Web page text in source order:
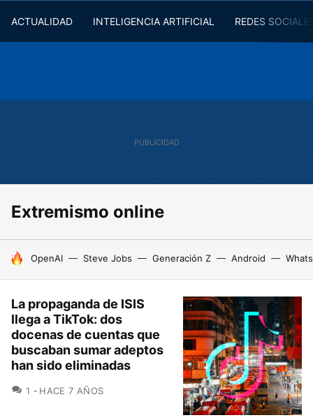
ACTUALIDAD INTELIGENCIA ARTIFICIAL REDES
Extremismo online
HOY SE HABLA DE
OpenAI Steve Jobs Generación Z Android
La propaganda de ISIS
llega a TikTok: dos
docenas de cuentas que
buscaban sumar adeptos
han sido eliminadas
1 COMENTARIOS
HACE 7 AÑOS